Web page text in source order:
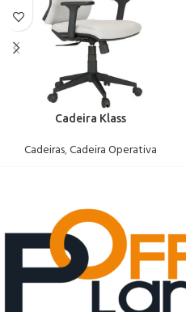
Cadeira Klass
Cadeiras,Cadeira Operativa